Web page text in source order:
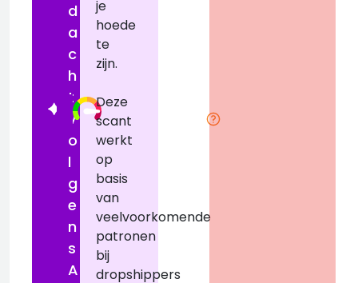
d
a
c
h
t
v
o
l
g
e
n
s
A
je
hoede
te
zijn.
Deze
scant
werkt
op
basis
van
veelvoorkomende
patronen
bij
dropshippers